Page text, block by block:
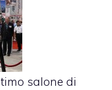
salone di